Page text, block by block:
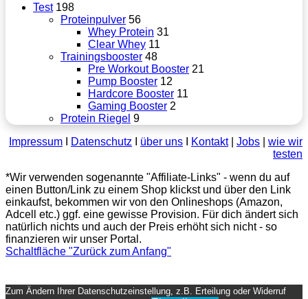
Test 198
Proteinpulver 56
Whey Protein 31
Clear Whey 11
Trainingsbooster 48
Pre Workout Booster 21
Pump Booster 12
Hardcore Booster 11
Gaming Booster 2
Protein Riegel 9
Impressum
Datenschutz über uns Kontakt| Jobs
wie wir
testen
*Wir verwenden sogenannte "Affiliate-Links" - wenn du auf
einen Button/Link zu einem Shop klickst und über den Link
einkaufst, bekommen wir von den Onlineshops (Amazon,
Adcell etc.) ggf. eine gewisse Provision. Für dich ändert sich
natürlich nichts und auch der Preis erhöht sich nicht - so
finanzieren wir unser Portal.
Schaltfläche "Zurück zum Anfang"
Zum Ändern Ihrer Datenschutzeinstellung, z.B. Erteilung oder Widerruf